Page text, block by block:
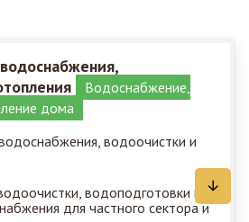
Водоснабжение,
дома
водоподготовки и
для частного сектора и